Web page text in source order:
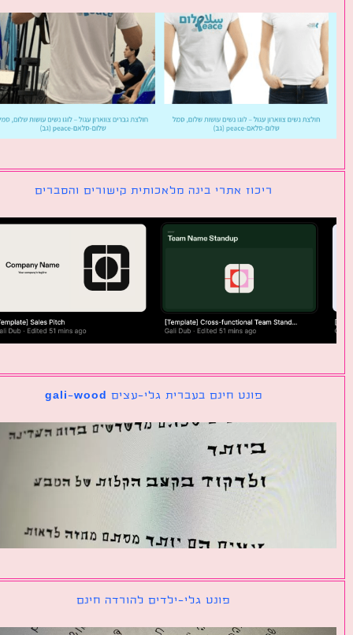
ריכוז אתרי בינה מלאכותית קישורים והסברים
פונט חינם בעברית גלי-עצים gali-wood
פונט גלי-ילדים להורדה חינם